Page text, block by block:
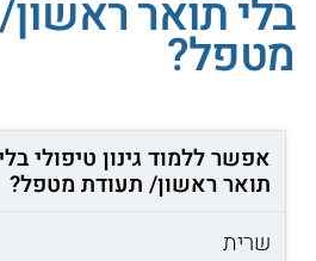
בלי תואר
מטפל?
אפשר ללמוד גינון טיפולי
תואר ראשון/ תעודת מטפל?
שרית